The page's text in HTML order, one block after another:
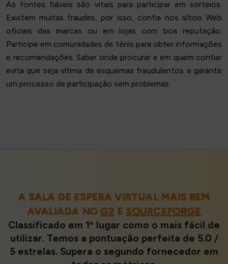
As fontes fiáveis são vitais para participar em sorteios.
Existem muitas fraudes, por isso, confie nos sítios Web
oficiais das marcas ou em lojas com boa reputação.
Participe em comunidades de ténis para obter informações
e recomendações. Saber onde procurar e em quem confiar
evita que seja vítima de esquemas fraudulentos e garante
um processo de participação sem problemas.
A SALA DE ESPERA VIRTUAL MAIS BEM
AVALIADA NO G2 E SOURCEFORGE
Classificado em 1º lugar como o mais fácil de
utilizar. Temos a pontuação perfeita de 5.0 /
5 estrelas. Supera o segundo fornecedor em